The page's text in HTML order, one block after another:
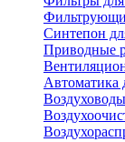
Синтепон
Приводные
Автоматика